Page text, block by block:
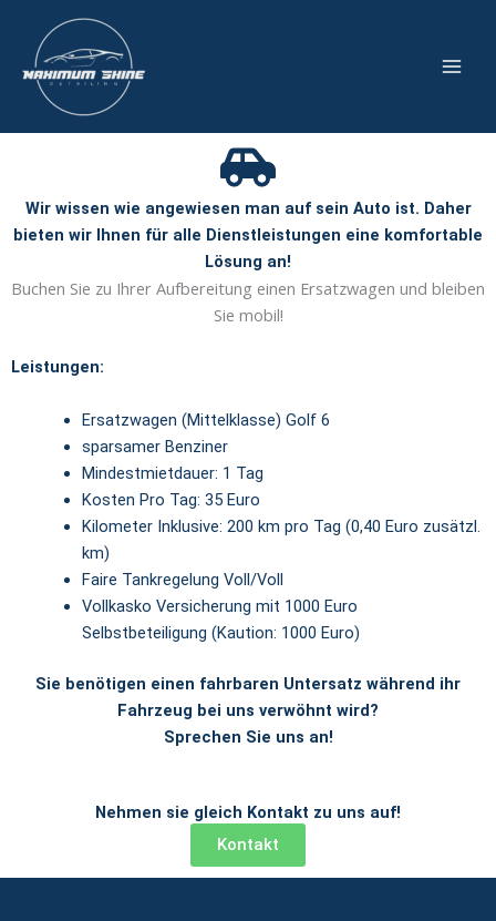
springen
Wir wissen wie angewiesen man auf sein Auto ist. Daher
bieten wir Ihnen für alle Dienstleistungen eine komfortable
Lösung an!
Buchen Sie zu Ihrer Aufbereitung einen Ersatzwagen und bleiben
Sie mobil!
Leistungen:
Ersatzwagen (Mittelklasse) Golf 6
sparsamer Benziner
Mindestmietdauer: 1 Tag
Kosten Pro Tag: 35 Euro
Kilometer Inklusive: 200 km pro Tag (0,40 Euro zusätzl.
km)
Faire Tankregelung Voll/Voll
Vollkasko Versicherung mit 1000 Euro
Selbstbeteiligung (Kaution: 1000 Euro)
Sie benötigen einen fahrbaren Untersatz während ihr
Fahrzeug bei uns verwöhnt wird?
Sprechen Sie uns an!
Nehmen sie gleich Kontakt zu uns auf!
Kontakt